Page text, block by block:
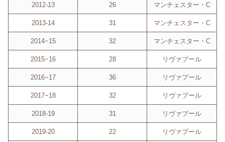
2012-13 26 マンチェスター・C
2013-14 31 マンチェスター・C
2014−15 32 マンチェスター・C
2015−16 28 リヴァプール
2016−17 36 リヴァプール
2017−18 32 リヴァプール
2018-19 31 リヴァプール
2019-20 22 リヴァプール